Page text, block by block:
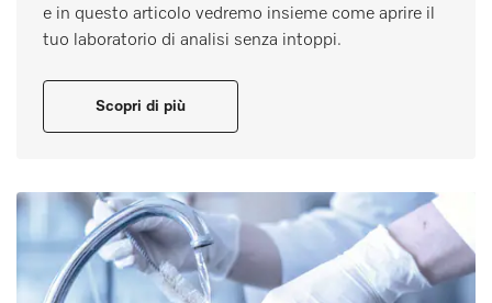
e in questo articolo vedremo insieme come aprire il
tuo laboratorio di analisi senza intoppi.
Scopri di più